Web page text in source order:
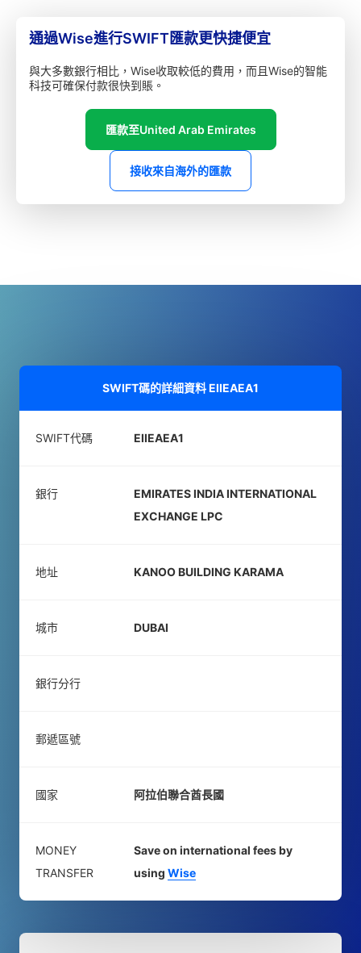
通過Wise進行SWIFT匯款更快捷便宜
與大多數銀行相比，Wise收取較低的費用，而且Wise的智能
科技可確保付款很快到賬。
匯款至United Arab Emirates
接收來自海外的匯款
SWIFT碼的詳細資料EIIEAEA1
SWIFT代碼 EIIEAEA1
銀行
EMIRATES INDIA INTERNATIONAL
EXCHANGE LPC
地址 KANOO BUILDING KARAMA
城市 DUBAI
銀行分行
郵遞區號
國家 阿拉伯聯合酋長國
MONEY
TRANSFER
Save on international fees by
using Wise